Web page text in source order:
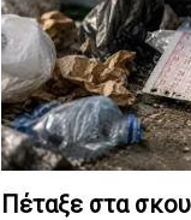
Πέταξε στα